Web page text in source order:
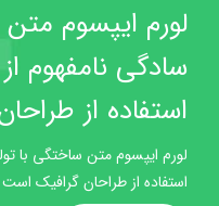
لورم ایپسوم
سادگی نامفهوم
استفاده از
لورم ایپسوم متن ساختگی با
استفاده از طراحان گرافیک است